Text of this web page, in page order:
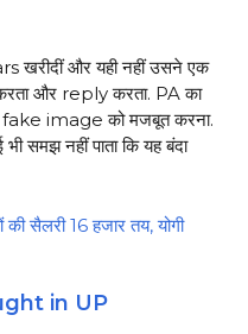
खरीदीं और यही नहीं उसने एक
और reply करता. PA का
fake image को मजबूत करना.
समझ नहीं पाता कि यह बंदा
सैलरी 16 हजार तय, योगी
in UP